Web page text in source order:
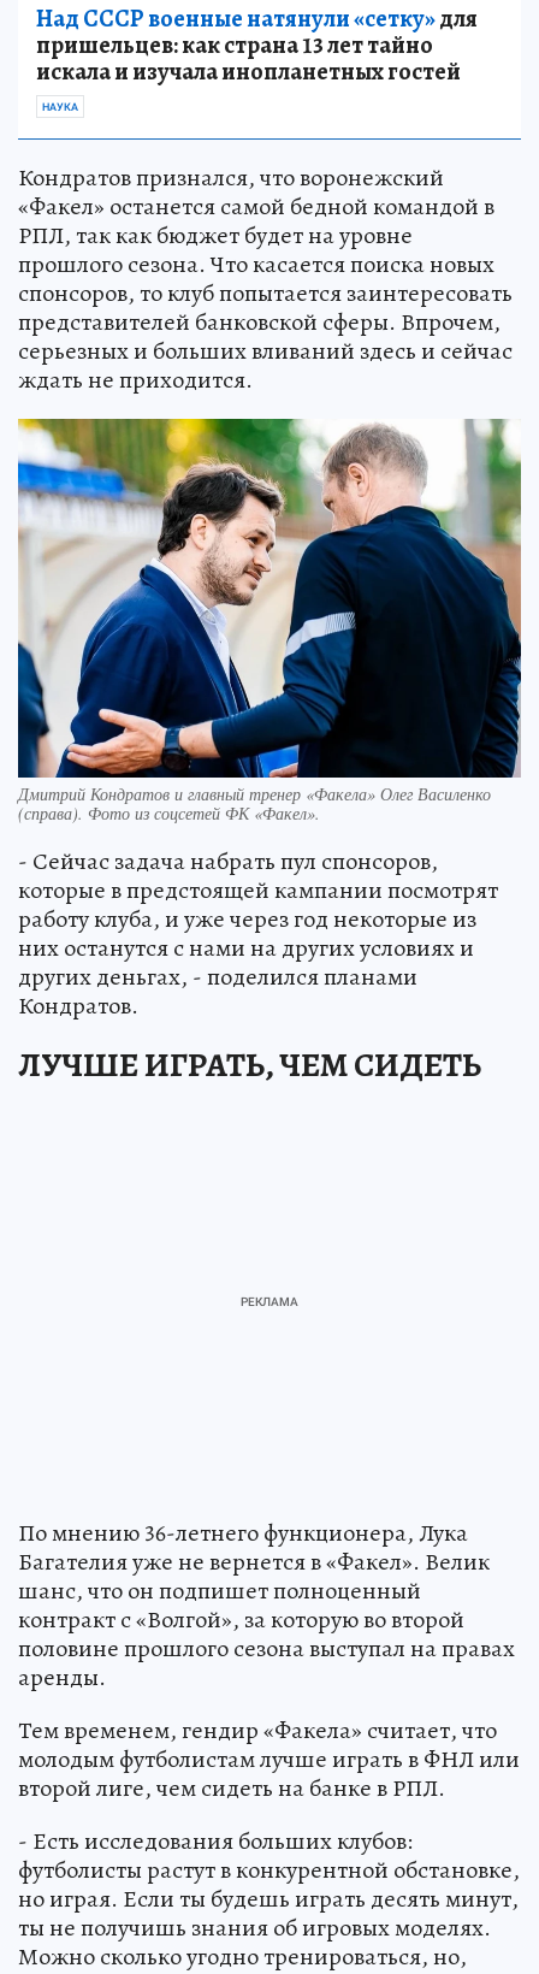
Над СССР военные натянули «сетку»для
пришельцев: как страна 13 лет тайно
искала и изучала инопланетных гостей
НАУКА
Кондратов признался, что воронежский
«Факел» останется самой бедной командой в
РПЛ, так как бюджет будет на уровне
прошлого сезона. Что касается поиска новых
спонсоров, то клуб попытается заинтересовать
представителей банковской сферы. Впрочем,
серьезных и больших вливаний здесь и сейчас
ждать не приходится.
Дмитрий Кондратов и главный тренер «Факела» Олег Василенко
(справа). Фото из соцсетей ФК «Факел».
- Сейчас задача набрать пул спонсоров,
которые в предстоящей кампании посмотрят
работу клуба, и уже через год некоторые из
них останутся с нами на других условиях и
других деньгах, - поделился планами
Кондратов.
ЛУЧШЕ ИГРАТЬ, ЧЕМ СИДЕТЬ
По мнению 36-летнего функционера, Лука
Багателия уже не вернется в «Факел». Велик
шанс, что он подпишет полноценный
контракт с «Волгой», за которую во второй
половине прошлого сезона выступал на правах
аренды.
Тем временем, гендир «Факела» считает, что
молодым футболистам лучше играть в ФНЛ или
второй лиге, чем сидеть на банке в РПЛ.
- Есть исследования больших клубов:
футболисты растут в конкурентной обстановке,
но играя. Если ты будешь играть десять минут,
ты не получишь знания об игровых моделях.
Можно сколько угодно тренироваться, но,